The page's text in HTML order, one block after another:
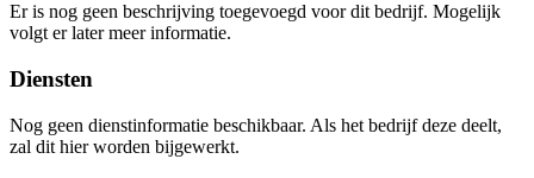
Er is nog geen beschrijving toegevoegd voor dit bedrijf. Mogelijk
volgt er later meer informatie.
Diensten
Nog geen dienstinformatie beschikbaar. Als het bedrijf deze deelt,
zal dit hier worden bijgewerkt.